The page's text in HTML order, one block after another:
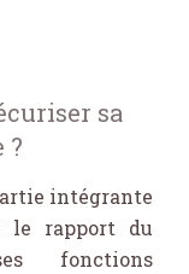
sa
?
intégrante
le rapport du
fonctions